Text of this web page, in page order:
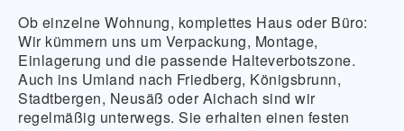
Ob einzelne Wohnung, komplettes Haus oder Büro:
Wir kümmern uns um Verpackung, Montage,
Einlagerung und die passende Halteverbotszone.
Auch ins Umland nach Friedberg, Königsbrunn,
Stadtbergen, Neusäß oder Aichach sind wir
regelmäßig unterwegs. Sie erhalten einen festen